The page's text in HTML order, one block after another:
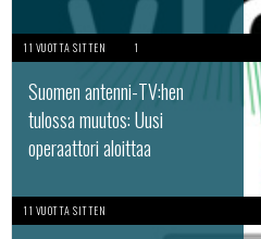
11 VUOTTA SITTEN 1
Suomen antenni-TV:hen
tulossa muutos: Uusi
operaattori aloittaa
11 VUOTTA SITTEN